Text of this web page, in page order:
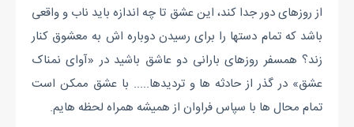
از روزهای دور جدا کند، این عشق تا چه اندازه باید ناب و واقعی
باشد که تمام دستها را برای رسیدن دوباره اش به معشوق کنار
زند؟ همسفر روزهای بارانی دو عاشق باشید در «آوای نمناک
عشق» در گذر از حادثه ها و تردیدها..... با عشق ممکن است
تمام محال ها با سپاس فراوان از همیشه همراه لحظه هایم.